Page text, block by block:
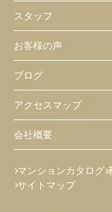
スタッフ
お客様の声
ブログ
アクセスマップ
会社概要
マンションカタログ
サイトマップ